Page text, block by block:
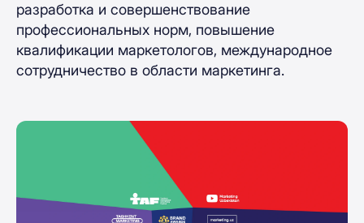
разработка и совершенствование
профессиональных норм, повышение
квалификации маркетологов, международное
сотрудничество в области маркетинга.